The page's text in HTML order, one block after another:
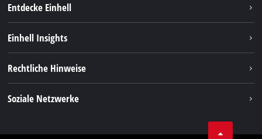
Entdecke Einhell
Akkusystem
Einhell Insights
Rechtliche Hinweise
Soziale Netzwerke